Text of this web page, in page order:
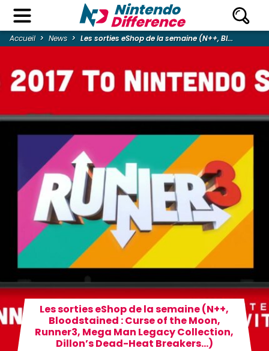
Accueil News Les sorties eShop de la semaine (N++, Bl...
Les sorties eShop de la semaine (N++,
Bloodstained : Curse of the Moon,
Runner3, Mega Man Legacy Collection,
Dillon’s Dead-Heat Breakers…)